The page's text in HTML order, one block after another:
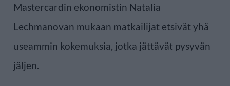
Mastercardin ekonomistin Natalia
Lechmanovan mukaan matkailijat etsivät yhä
useammin kokemuksia, jotka jättävät pysyvän
jäljen.